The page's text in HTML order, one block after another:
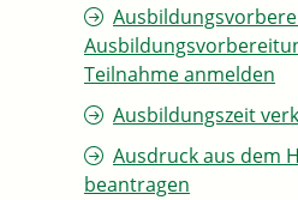
Teilnahme anmelden
Ausbildungszeit
Ausdruck aus dem
beantragen